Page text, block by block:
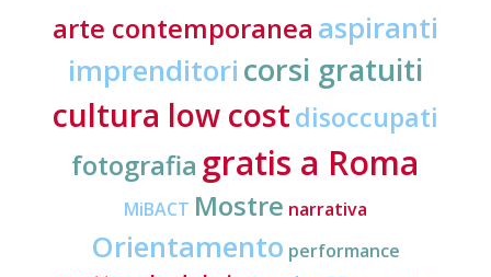
arte contemporanea aspiranti
imprenditori corsi gratuiti
cultura low costdisoccupati
fotografia gratis a Roma
MiBACT Mostre narrativa
Orientamento performance